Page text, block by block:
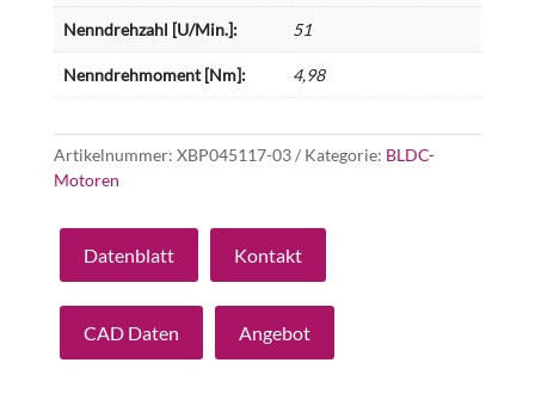
Nenndrehzahl [U/Min.]: 51
Nenndrehmoment [Nm]: 4,98
Artikelnummer: XBP045117-03 Kategorie: BLDC-
Motoren
Datenblatt Kontakt
CAD Daten Angebot